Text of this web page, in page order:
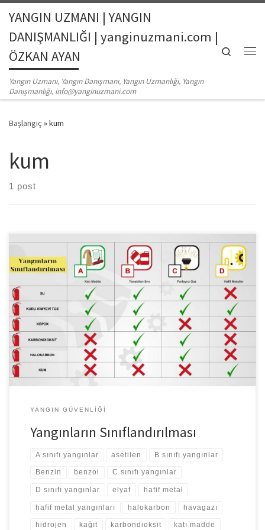
Skip to content
YANGIN UZMANI | YANGIN
DANIŞMANLIĞI | yanginuzmani.com |
ÖZKAN AYAN
Yangın Uzmanı, Yangın Danışmanı, Yangın Uzmanlığı, Yangın
Danışmanlığı, info@yanginuzmani.com
Search
Başlangıç »kum
kum
1 post
Yangınların Sınıflandırılması Yangınları yanmakta olan maddeye
göre 4 sınıfta toplayabiliriz. A sınıfı yangınlar: Tahta, kağıt, elyaf,
pamuk gibi katı madde yangınlarıdır. B sınıfı yangınlar: Benzin,
benzol, yağlar, yağlı boyalar, tiner, katran gibi yanabilen sıvılar bu
sınıfa girer. C sınıfı yangınlar: Metan, propan, LPG, asetilen,
havagazı, hidrojen gibi parlayıcı gazlar […]
YANGIN GÜVENLIĞI
Yangınların Sınıflandırılması
A sınıfı yangınlar asetilen B sınıfı yangınlar
Benzin benzol C sınıfı yangınlar
D sınıfı yangınlar elyaf hafif metal
hafif metal yangınları halokarbon havagazı
hidrojen kağıt karbondioksit katı madde